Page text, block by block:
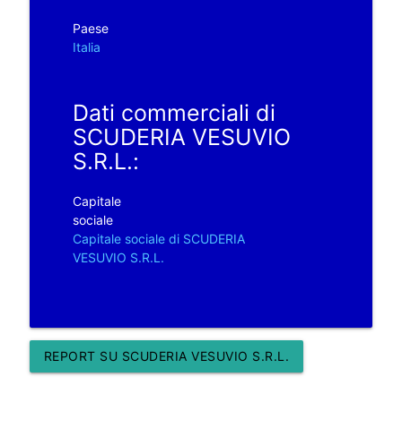
Paese
Italia
Dati commerciali di
SCUDERIA VESUVIO
S.R.L.:
Capitale
sociale
Capitale sociale di SCUDERIA
VESUVIO S.R.L.
REPORT SU SCUDERIA VESUVIO S.R.L.